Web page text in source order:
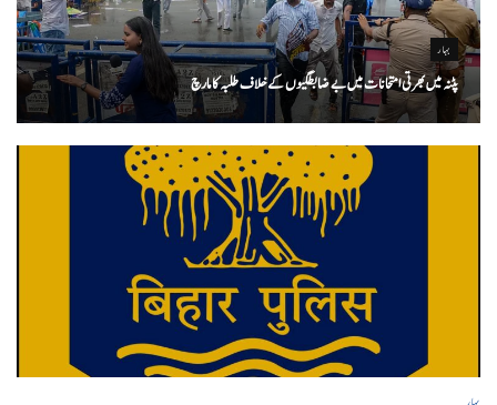
بہار
پٹنہ میں بھرتی امتحانات میں بے ضابطگیوں کے خلاف طلبہ کا مارچ
بہار